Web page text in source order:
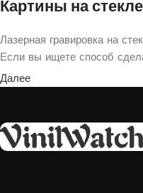
Картины на
Лазерная гравировка на
Если вы ищете способ
Далее